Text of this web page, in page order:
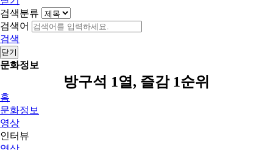
검색분류
검색어
검색
닫기
문화정보
방구석 1열, 즐감 1순위
홈
문화정보
영상
인터뷰